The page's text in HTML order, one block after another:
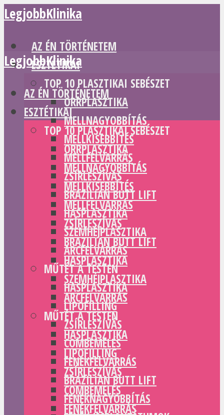
LegjobbKlinika
AZ ÉN TÖRTÉNETEM
ESZTÉTIKAI
TOP 10 PLASZTIKAI SEBÉSZET
ORRPLASZTIKA
MELLNAGYOBBÍTÁS
MELLKISEBBÍTÉS
MELLFELVARRÁS
ZSÍRLESZÍVÁS
BRAZILIAN BUTT LIFT
HASPLASZTIKA
SZEMHÉJPLASZTIKA
ARCFELVARRÁS
MŰTÉT A TESTEN
HASPLASZTIKA
LIPOFILLING
ZSÍRLESZÍVÁS
COMBEMELÉS
FENÉKFELVARRÁS
BRAZILIAN BUTT LIFT
FENÉKNAGYOBBÍTÁS
LegjobbKlinika
AZ ÉN TÖRTÉNETEM
ESZTÉTIKAI
TOP 10 PLASZTIKAI SEBÉSZET
ORRPLASZTIKA
MELLNAGYOBBÍTÁS
MELLKISEBBÍTÉS
MELLFELVARRÁS
ZSÍRLESZÍVÁS
BRAZILIAN BUTT LIFT
HASPLASZTIKA
SZEMHÉJPLASZTIKA
ARCFELVARRÁS
MŰTÉT A TESTEN
HASPLASZTIKA
LIPOFILLING
ZSÍRLESZÍVÁS
COMBEMELÉS
FENÉKFELVARRÁS